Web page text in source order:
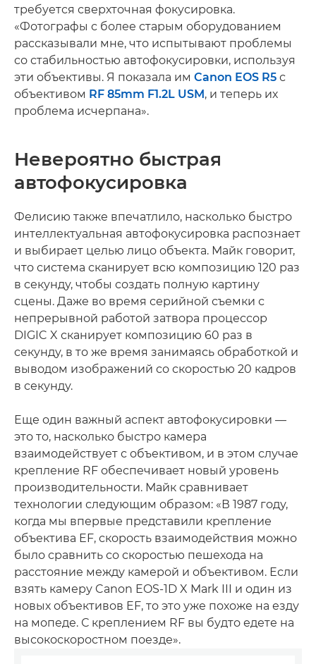
требуется сверхточная фокусировка.
«Фотографы с более старым оборудованием
рассказывали мне, что испытывают проблемы
со стабильностью автофокусировки, используя
эти объективы. Я показала им Canon EOS R5 с
объективом RF 85mm F1.2L USM, и теперь их
проблема исчерпана».
Невероятно быстрая
автофокусировка
Фелисию также впечатлило, насколько быстро
интеллектуальная автофокусировка распознает
и выбирает целью лицо объекта. Майк говорит,
что система сканирует всю композицию 120 раз
в секунду, чтобы создать полную картину
сцены. Даже во время серийной съемки с
непрерывной работой затвора процессор
DIGIC X сканирует композицию 60 раз в
секунду, в то же время занимаясь обработкой и
выводом изображений со скоростью 20 кадров
в секунду.
Еще один важный аспект автофокусировки —
это то, насколько быстро камера
взаимодействует с объективом, и в этом случае
крепление RF обеспечивает новый уровень
производительности. Майк сравнивает
технологии следующим образом: «В 1987 году,
когда мы впервые представили крепление
объектива EF, скорость взаимодействия можно
было сравнить со скоростью пешехода на
расстояние между камерой и объективом. Если
взять камеру Canon EOS-1D X Mark III и один из
новых объективов EF, то это уже похоже на езду
на мопеде. С креплением RF вы будто едете на
высокоскоростном поезде».